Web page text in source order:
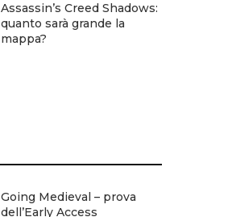
Assassin’s Creed Shadows:
quanto sarà grande la
mappa?
Going Medieval – prova
dell’Early Access